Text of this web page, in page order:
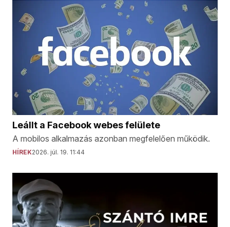
Leállt a Facebook webes felülete
A mobilos alkalmazás azonban megfelelően működik.
HÍREK2026. júl. 19. 11:44